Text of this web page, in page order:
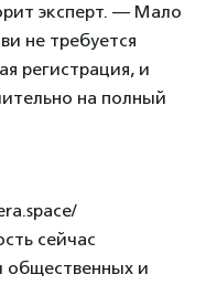
эксперт. — Мало
не требуется
регистрация, и
на полный
сейчас
общественных и